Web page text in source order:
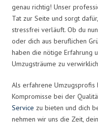
genau richtig! Unser
Tat zur Seite und sorgt
stressfrei verläuft. Ob du
oder dich aus beruflichen
haben die nötige Erfahrung
Umzugsträume zu
Als erfahrene
Kompromisse bei der
Service zu bieten und dich
nehmen wir uns die Zeit,